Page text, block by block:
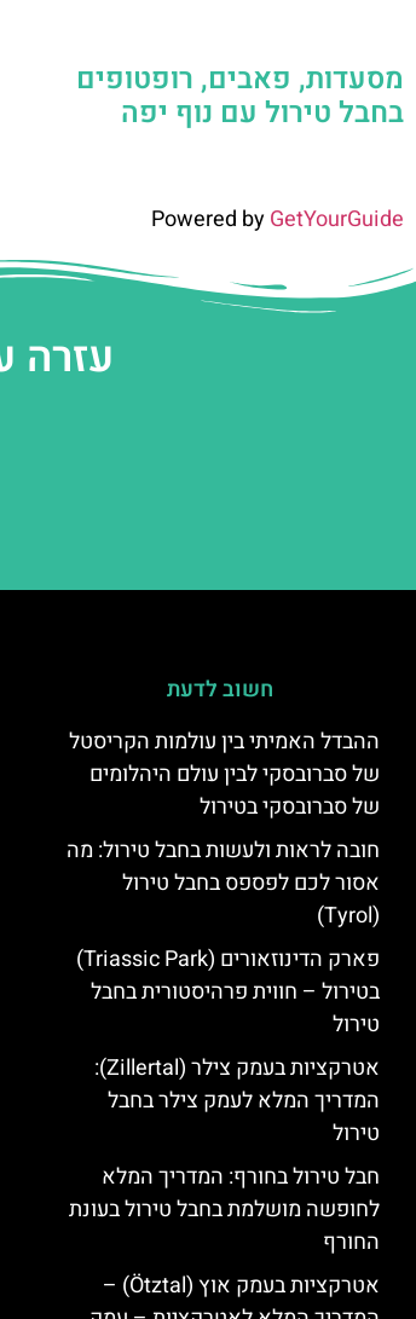
מסעדות, פאבים, רופטופים
בחבל טירול עם נוף יפה
Powered byGetYourGuide
עזרה
חשוב לדעת
ההבדל האמיתי בין עולמות הקריסטל
של סברובסקי לבין עולם היהלומים
של סברובסקי בטירול
חובה לראות ולעשות בחבל טירול: מה
אסור לכם לפספס בחבל טירול
(Tyrol)
פארק הדינוזאורים (Triassic Park)
בטירול – חווית פרהיסטורית בחבל
טירול
אטרקציות בעמק צילר (Zillertal):
המדריך המלא לעמק צילר בחבל
טירול
חבל טירול בחורף: המדריך המלא
לחופשה מושלמת בחבל טירול בעונת
החורף
אטרקציות בעמק אוץ (Ötztal) –